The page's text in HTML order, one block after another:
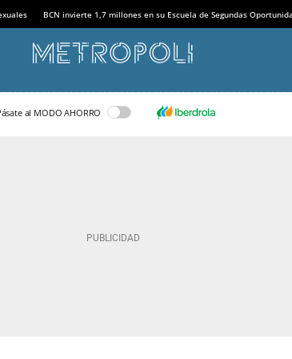
BCN invierte 1,7 millones en su Escuela de Segundas
al MODO AHORRO